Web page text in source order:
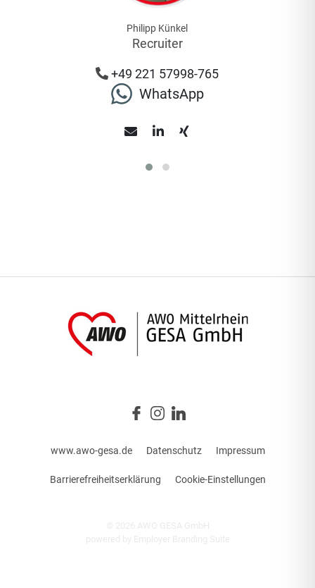
Philipp Künkel
Recruiter
+49 221 57998-765
WhatsApp
www.awo-gesa.de Datenschutz Impressum
Barrierefreiheitserklärung Cookie-Einstellungen